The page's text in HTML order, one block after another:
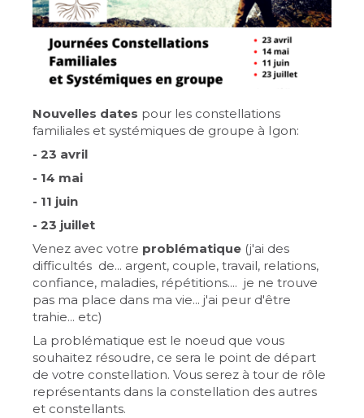
Nouvelles dates pour les constellations
familiales et systémiques de groupe à Igon:
- 23 avril
- 14 mai
- 11 juin
- 23 juillet
Venez avec votre problématique (j'ai des
difficultés de... argent, couple, travail, relations,
confiance, maladies, répétitions.... je ne trouve
pas ma place dans ma vie... j'ai peur d'être
trahie... etc)
La problématique est le noeud que vous
souhaitez résoudre, ce sera le point de départ
de votre constellation. Vous serez à tour de rôle
représentants dans la constellation des autres
et constellants.